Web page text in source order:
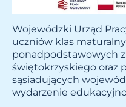
Wojewódzki Urząd
uczniów klas
ponadpodstawowych
świętokrzyskiego oraz
sąsiadujących
wydarzenie